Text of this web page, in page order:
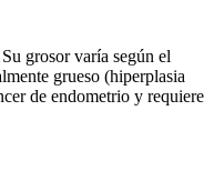
grosor varía según el
grueso (hiperplasia
de endometrio y requiere